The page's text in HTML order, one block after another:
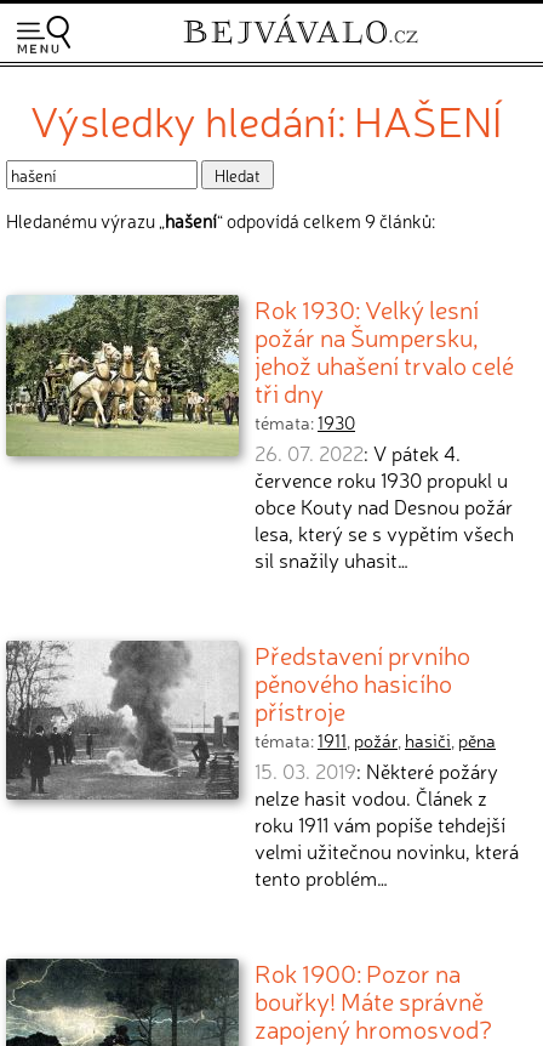
Výsledky hledání: HAŠENÍ
Hledanému výrazu „hašení“ odpovídá celkem 9 článků:
Rok 1930: Velký lesní
požár na Šumpersku,
jehož uhašení trvalo celé
tři dny
témata:1930
26. 07. 2022: V pátek 4.
července roku 1930 propukl u
obce Kouty nad Desnou požár
lesa, který se s vypětím všech
sil snažily uhasit…
Představení prvního
pěnového hasicího
přístroje
témata:1911, požár, hasiči, pěna
15. 03. 2019: Některé požáry
nelze hasit vodou. Článek z
roku 1911 vám popíše tehdejší
velmi užitečnou novinku, která
tento problém…
Rok 1900: Pozor na
bouřky! Máte správně
zapojený hromosvod?